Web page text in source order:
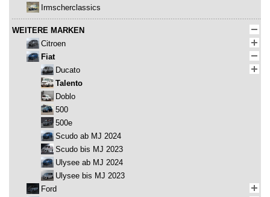
Irmscherclassics
WEITERE MARKEN
Citroen
Fiat
Ducato
Talento
Doblo
500
500e
Scudo ab MJ 2024
Scudo bis MJ 2023
Ulysee ab MJ 2024
Ulysee bis MJ 2023
Ford